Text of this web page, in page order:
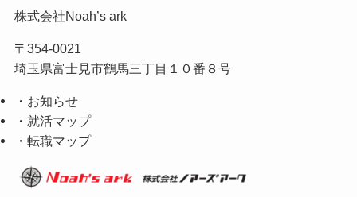
株式会社Noah’s ark
〒354-0021
埼玉県富士見市鶴馬三丁目１０番８号
・お知らせ
・就活マップ
・転職マップ